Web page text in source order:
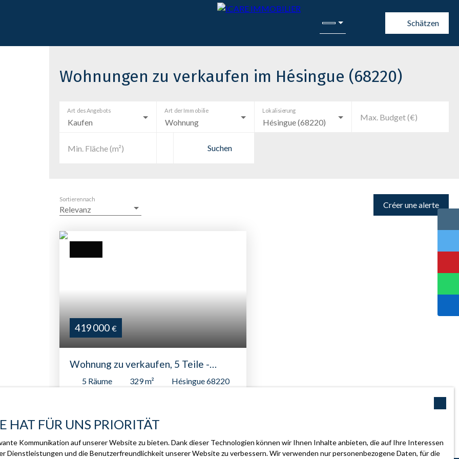
Schätzen
Wohnungen zu verkaufen im Hésingue (68220)
Kaufen
Art des Angebots
Wohnung
Art der Immobilie
Hésingue (68220)
Lokalisierung
Max. Budget (€)
Min. Fläche (m²) Suchen
Relevanz
Sortieren nach
Créer une alerte
419 000 €
Wohnung zu verkaufen, 5 Teile -
Hésingue 68220
5 Räume 329m² Hésingue 68220
d'Hésingue, l'agence ICARE IMMOBILIER vous
présente cet appartement T5 d'exception de
335 m² (dont 155 m² au sous-sol aménagé),
HAT FÜR UNS PRIORITÄT
Kommunikation auf unserer Website zu bieten. Dank dieser Technologien können wir Ihnen Inhalte anbieten, die auf Ihre Interessen
Dienstleistungen und die Benutzerfreundlichkeit unserer Website zu verbessern. Wir verwenden nur personenbezogene Daten, für die